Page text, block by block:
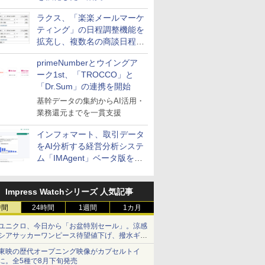
送信防止アドインサービス」
を提供
ラクス、「楽楽メールマーケ
ティング」の日程調整機能を
拡充し、複数名の商談日程調
整を効率化
primeNumberとウイングア
ーク1st、「TROCCO」と
「Dr.Sum」の連携を開始
基幹データの集約からAI活用・
業務還元までを一貫支援
インフォマート、取引データ
をAI分析する経営分析システ
ム「IMAgent」ベータ版を提
Impress Watchシリーズ 人気記事
24時間 1週間 1カ月
ニクロ、今日から「お盆特別セール」。涼感
アサッカーワンピース待望値下げ、撥水ギア
ョーツは1990円に
映の歴代オープニング映像がカプセルトイ
。全5種で8月下旬発売